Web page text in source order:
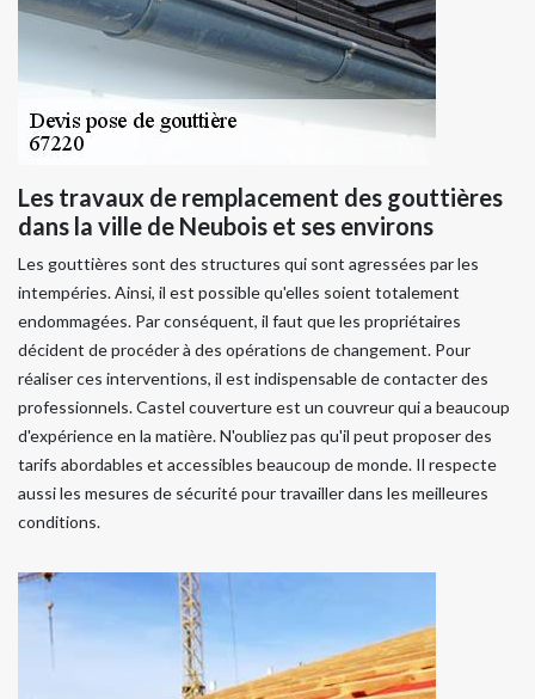
Les travaux de remplacement des gouttières
dans la ville de Neubois et ses environs
Les gouttières sont des structures qui sont agressées par les
intempéries. Ainsi, il est possible qu'elles soient totalement
endommagées. Par conséquent, il faut que les propriétaires
décident de procéder à des opérations de changement. Pour
réaliser ces interventions, il est indispensable de contacter des
professionnels. Castel couverture est un couvreur qui a beaucoup
d'expérience en la matière. N'oubliez pas qu'il peut proposer des
tarifs abordables et accessibles beaucoup de monde. Il respecte
aussi les mesures de sécurité pour travailler dans les meilleures
conditions.